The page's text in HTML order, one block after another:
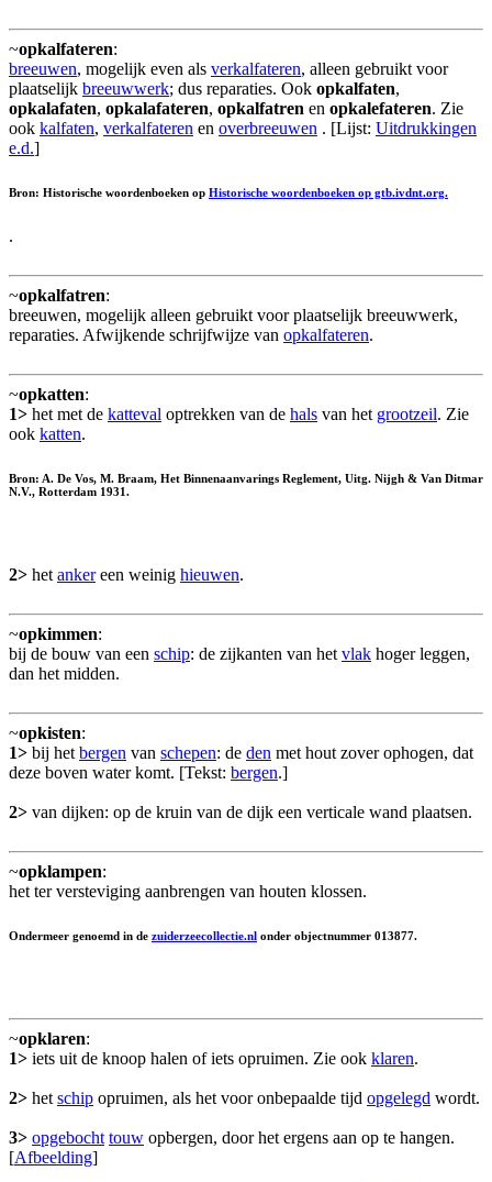
~opkalfateren:
breeuwen, mogelijk even als verkalfateren, alleen gebruikt voor
plaatselijk breeuwwerk; dus reparaties. Ook opkalfaten,
opkalafaten, opkalafateren, opkalfatren en opkalefateren. Zie
ook kalfaten, verkalfateren en overbreeuwen . [Lijst: Uitdrukkingen
e.d.]
Bron: Historische woordenboeken op Historische woordenboeken op gtb.ivdnt.org.
.
~opkalfatren:
breeuwen, mogelijk alleen gebruikt voor plaatselijk breeuwwerk,
reparaties. Afwijkende schrijfwijze van opkalfateren.
~opkatten:
1> het met de katteval optrekken van de hals van het grootzeil. Zie
ook katten.
Bron: A. De Vos, M. Braam, Het Binnenaanvarings Reglement, Uitg. Nijgh & Van Ditmar
N.V., Rotterdam 1931.
2> het ankereen weinig hieuwen.
~opkimmen:
bij de bouw van een schip: de zijkanten van het vlak hoger leggen,
dan het midden.
~opkisten:
1> bij het bergen van schepen: de den met hout zover ophogen, dat
deze boven water komt. [Tekst: bergen.]
2> van dijken: op de kruin van de dijk een verticale wand plaatsen.
~opklampen:
het ter versteviging aanbrengen van houten klossen.
Ondermeer genoemd in de zuiderzeecollectie.nl onder objectnummer 013877.
~opklaren:
1> iets uit de knoop halen of iets opruimen. Zie ook klaren.
2> het schip opruimen, als het voor onbepaalde tijd opgelegd wordt.
3> opgebocht touw opbergen, door het ergens aan op te hangen.
[Afbeelding]